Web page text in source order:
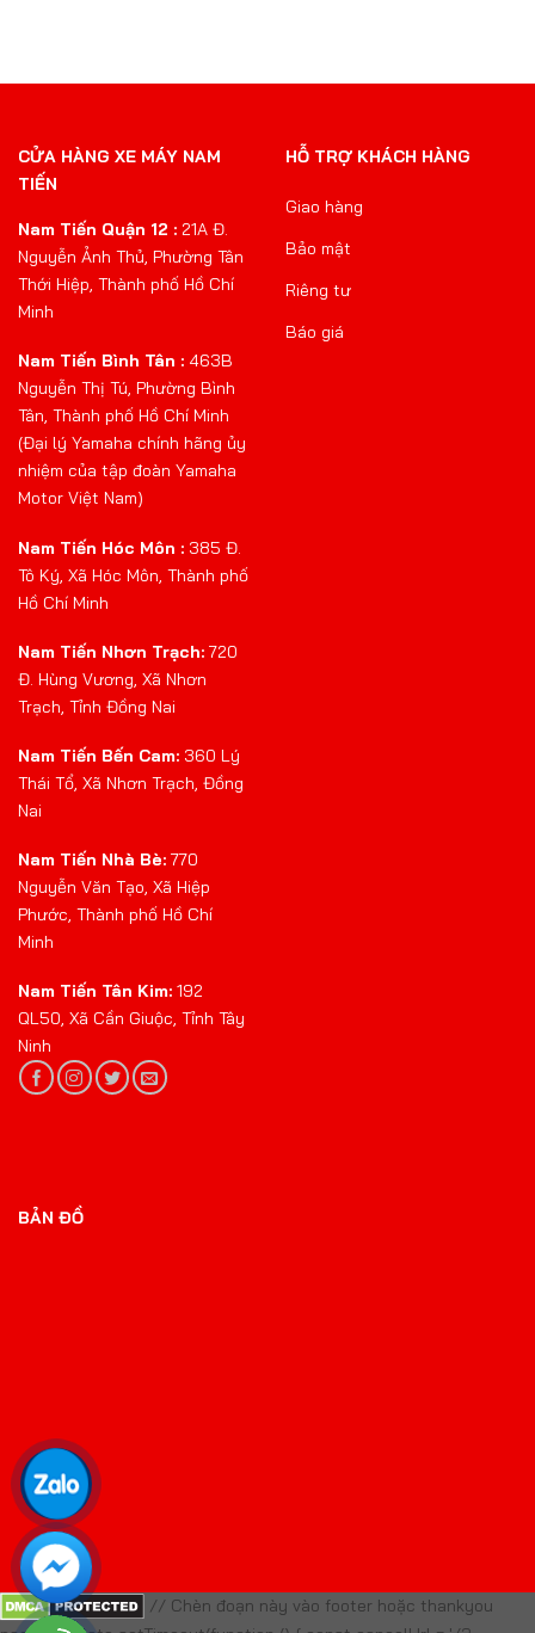
CỬA HÀNG XE MÁY NAM
TIẾN
Nam Tiến Quận 12 : 21A Đ.
Nguyễn Ảnh Thủ, Phường Tân
Thới Hiệp, Thành phố Hồ Chí
Minh
Nam Tiến Bình Tân : 463B
Nguyễn Thị Tú, Phường Bình
Tân, Thành phố Hồ Chí Minh
(Đại lý Yamaha chính hãng ủy
nhiệm của tập đoàn Yamaha
Motor Việt Nam)
Nam Tiến Hóc Môn : 385 Đ.
Tô Ký, Xã Hóc Môn, Thành phố
Hồ Chí Minh
Nam Tiến Nhơn Trạch: 720
Đ. Hùng Vương, Xã Nhơn
Trạch, Tỉnh Đồng Nai
Nam Tiến Bến Cam: 360 Lý
Thái Tổ, Xã Nhơn Trạch, Đồng
Nai
Nam Tiến Nhà Bè: 770
Nguyễn Văn Tạo, Xã Hiệp
Phước, Thành phố Hồ Chí
Minh
Nam Tiến Tân Kim: 192
QL50, Xã Cần Giuộc, Tỉnh Tây
Ninh
HỖ TRỢ KHÁCH HÀNG
Giao hàng
Bảo mật
Riêng tư
Báo giá
BẢN ĐỒ
// Chèn đoạn này vào footer hoặc thankyou